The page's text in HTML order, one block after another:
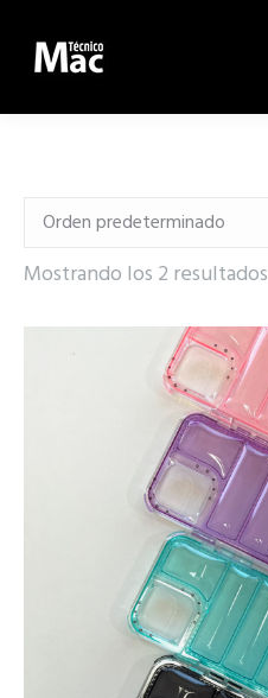
Mostrando los 2 resultados